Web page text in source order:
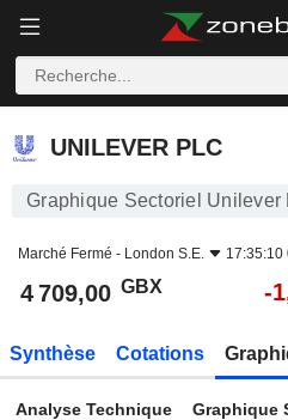
UNILEVER PLC
UNILEVER PLC
Graphique Sectoriel Unilever
Marché Fermé - London S.E. 17:35:10
4 709,00 GBX -
Synthèse Cotations
Analyse Technique Graphique